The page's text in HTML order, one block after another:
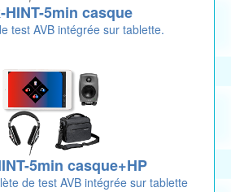
HINT-5min casque
test AVB intégrée sur tablette.
5min casque+HP
de test AVB intégrée sur tablette